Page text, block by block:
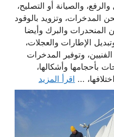
والصيانة أو التصليح،
المدخرات، وتزويد بالوقود
المنحدرات والبرك وأيضا
الإطارات والعجلات،
وتوفير المدخرات
بأحجامها وأشكالها،
... اقرأ المزيد